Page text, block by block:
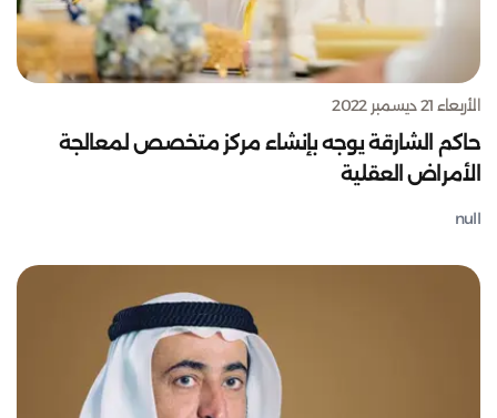
الأربعاء 21 ديسمبر 2022
حاكم الشارقة يوجه بإنشاء مركز متخصص لمعالجة
الأمراض العقلية
null